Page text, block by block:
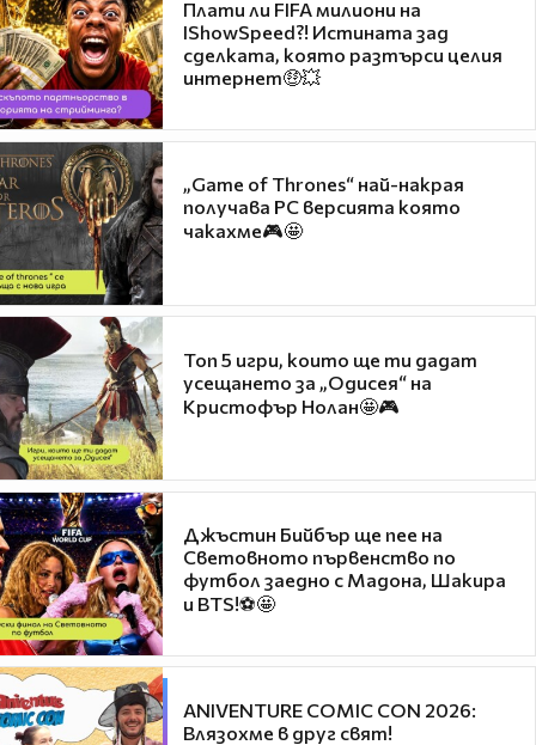
Плати ли FIFA милиони на
IShowSpeed?! Истината зад
сделката, която разтърси целия
интернет🤑💥
„Game of Thrones“ най-накрая
получава PC версията която
чакахме🎮🤩
Топ 5 игри, които ще ти дадат
усещането за „Одисея“ на
Кристофър Нолан🤩🎮
Джъстин Бийбър ще пее на
Световното първенство по
футбол заедно с Мадона, Шакира
и BTS!⚽🤩
ANIVENTURE COMIC CON 2026:
Влязохме в друг свят!